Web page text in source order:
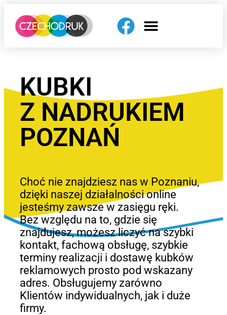
KUBKI
Z NADRUKIEM
POZNAŃ
Choć nie znajdziesz nas w Poznaniu,
dzięki naszej działalności online
jesteśmy zawsze w zasięgu ręki.
Bez względu na to, gdzie się
znajdujesz, możesz liczyć na szybki
kontakt, fachową obsługę, szybkie
terminy realizacji i dostawę kubków
reklamowych prosto pod wskazany
adres. Obsługujemy zarówno
Klientów indywidualnych, jak i duże
firmy.